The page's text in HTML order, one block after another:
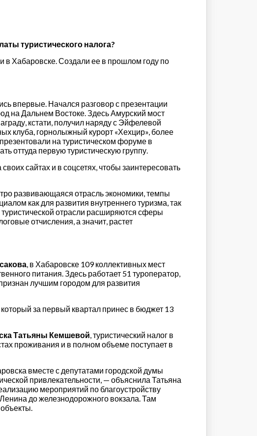
туристического налога?
в Хабаровске. Создали ее в прошлом году по
впервые. Начался разговор с презентации
на Дальнем Востоке. Здесь Амурский мост
кстати, получил наряду с Эйфелевой
клуба, горнолыжный курорт «Хехцир», более
на туристическом форуме в
оттуда первую туристическую группу.
сайтах и в соцсетях, чтобы заинтересовать
развивающаяся отрасль экономики, темпы
как для развития внутреннего туризма, так
отрасли расширяются сферы
отчисления, а значит, растет
, в Хабаровске 109 коллективных мест
питания. Здесь работает 51 туроператор,
лучшим городом для развития
за первый квартал принес в бюджет 13
Татьяны Кемшевой, туристический налог в
проживания и в полном объеме поступает в
вместе с депутатами городской думы
привлекательности, — объяснила Татьяна
мероприятий по благоустройству
до железнодорожного вокзала. Там